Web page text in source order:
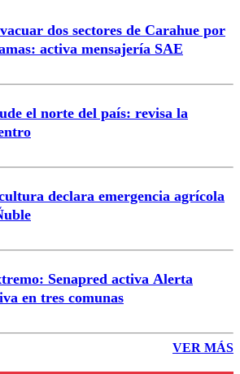
dos sectores de Carahue por
activa mensajería SAE
el norte del país: revisa la
declara emergencia agrícola
Senapred activa Alerta
en tres comunas
VER MÁS